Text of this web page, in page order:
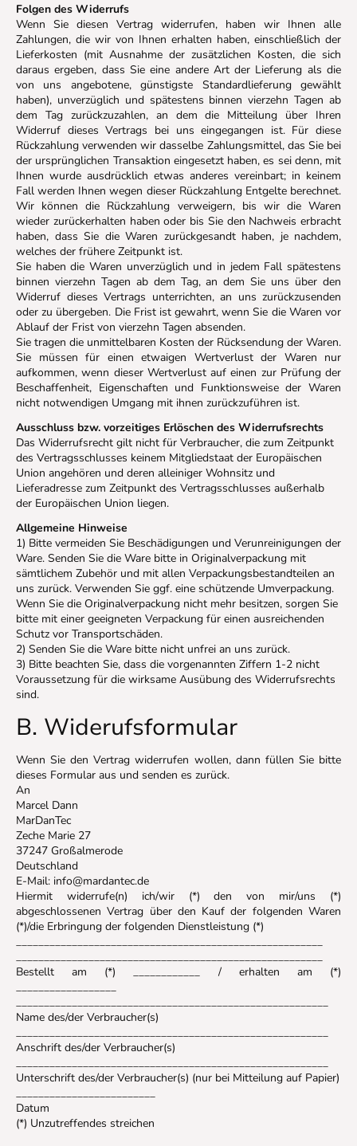
Folgen des Widerrufs
Wenn Sie diesen Vertrag widerrufen, haben wir Ihnen alle
Zahlungen, die wir von Ihnen erhalten haben, einschließlich der
Lieferkosten (mit Ausnahme der zusätzlichen Kosten, die sich
daraus ergeben, dass Sie eine andere Art der Lieferung als die
von uns angebotene, günstigste Standardlieferung gewählt
haben), unverzüglich und spätestens binnen vierzehn Tagen ab
dem Tag zurückzuzahlen, an dem die Mitteilung über Ihren
Widerruf dieses Vertrags bei uns eingegangen ist. Für diese
Rückzahlung verwenden wir dasselbe Zahlungsmittel, das Sie bei
der ursprünglichen Transaktion eingesetzt haben, es sei denn, mit
Ihnen wurde ausdrücklich etwas anderes vereinbart; in keinem
Fall werden Ihnen wegen dieser Rückzahlung Entgelte berechnet.
Wir können die Rückzahlung verweigern, bis wir die Waren
wieder zurückerhalten haben oder bis Sie den Nachweis erbracht
haben, dass Sie die Waren zurückgesandt haben, je nachdem,
welches der frühere Zeitpunkt ist.
Sie haben die Waren unverzüglich und in jedem Fall spätestens
binnen vierzehn Tagen ab dem Tag, an dem Sie uns über den
Widerruf dieses Vertrags unterrichten, an uns zurückzusenden
oder zu übergeben. Die Frist ist gewahrt, wenn Sie die Waren vor
Ablauf der Frist von vierzehn Tagen absenden.
Sie tragen die unmittelbaren Kosten der Rücksendung der Waren.
Sie müssen für einen etwaigen Wertverlust der Waren nur
aufkommen, wenn dieser Wertverlust auf einen zur Prüfung der
Beschaffenheit, Eigenschaften und Funktionsweise der Waren
nicht notwendigen Umgang mit ihnen zurückzuführen ist.
Ausschluss bzw. vorzeitiges Erlöschen des Widerrufsrechts
Das Widerrufsrecht gilt nicht für Verbraucher, die zum Zeitpunkt
des Vertragsschlusses keinem Mitgliedstaat der Europäischen
Union angehören und deren alleiniger Wohnsitz und
Lieferadresse zum Zeitpunkt des Vertragsschlusses außerhalb
der Europäischen Union liegen.
Allgemeine Hinweise
1) Bitte vermeiden Sie Beschädigungen und Verunreinigungen der
Ware. Senden Sie die Ware bitte in Originalverpackung mit
sämtlichem Zubehör und mit allen Verpackungsbestandteilen an
uns zurück. Verwenden Sie ggf. eine schützende Umverpackung.
Wenn Sie die Originalverpackung nicht mehr besitzen, sorgen Sie
bitte mit einer geeigneten Verpackung für einen ausreichenden
Schutz vor Transportschäden.
2) Senden Sie die Ware bitte nicht unfrei an uns zurück.
3) Bitte beachten Sie, dass die vorgenannten Ziffern 1-2 nicht
Voraussetzung für die wirksame Ausübung des Widerrufsrechts
sind.
B. Widerufsformular
Wenn Sie den Vertrag widerrufen wollen, dann füllen Sie bitte
dieses Formular aus und senden es zurück.
An
Marcel Dann
MarDanTec
Zeche Marie 27
37247 Großalmerode
Deutschland
E-Mail: info@mardantec.de
Hiermit widerrufe(n) ich/wir (*) den von mir/uns (*)
abgeschlossenen Vertrag über den Kauf der folgenden Waren
(*)/die Erbringung der folgenden Dienstleistung (*)
_______________________________________________________
_______________________________________________________
Bestellt am (*) ____________ / erhalten am (*)
__________________
________________________________________________________
Name des/der Verbraucher(s)
________________________________________________________
Anschrift des/der Verbraucher(s)
________________________________________________________
Unterschrift des/der Verbraucher(s) (nur bei Mitteilung auf Papier)
_________________________
Datum
(*) Unzutreffendes streichen